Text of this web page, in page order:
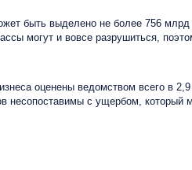
быть выделено не более 756 млрд
могут и вовсе разрушиться,
оценены ведомством всего в
несопоставимы с ущербом, который